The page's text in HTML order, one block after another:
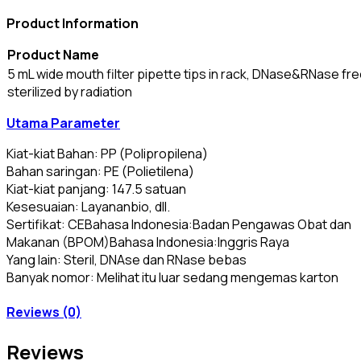
ProductInformation
ProductName
5 mL wide mouth filter pipette tips in rack, DNase&RNase
sterilized by radiation
Utama Parameter
Kiat-kiat Bahan: PP (Polipropilena)
Bahan saringan: PE (Polietilena)
Kiat-kiat panjang: 147.5 satuan
Kesesuaian: Layananbio, dll.
Sertifikat: CEBahasa Indonesia:Badan Pengawas Obat dan
Makanan (BPOM)Bahasa Indonesia:Inggris Raya
Yang lain: Steril, DNAse dan RNase bebas
Banyak nomor: Melihat itu luar sedang mengemas karton
Reviews (0)
Reviews